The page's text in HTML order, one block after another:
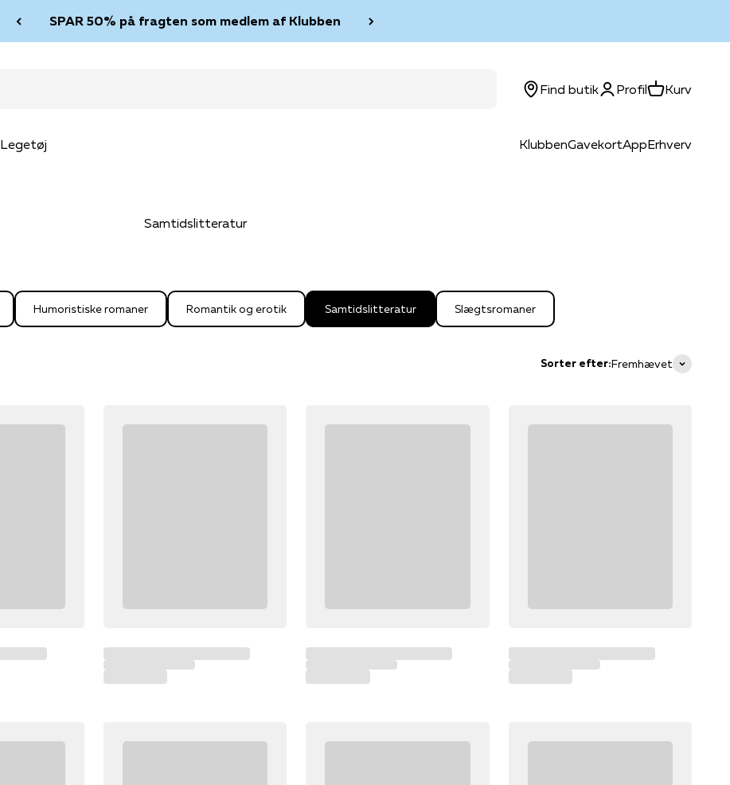
SPAR 50% på fragten som medlem af Klubben
Legetøj KlubbenGavekortAppErhverv
Find butikLog ind
ProfilKurvKurv
Samtidslitteratur
Humoristiske romaner Romantik og erotik Samtidslitteratur Slægtsromaner
Sorter efter:Fremhævet